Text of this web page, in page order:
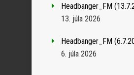
Headbanger_FM
13. júla 2026
Headbanger_FM
6. júla 2026